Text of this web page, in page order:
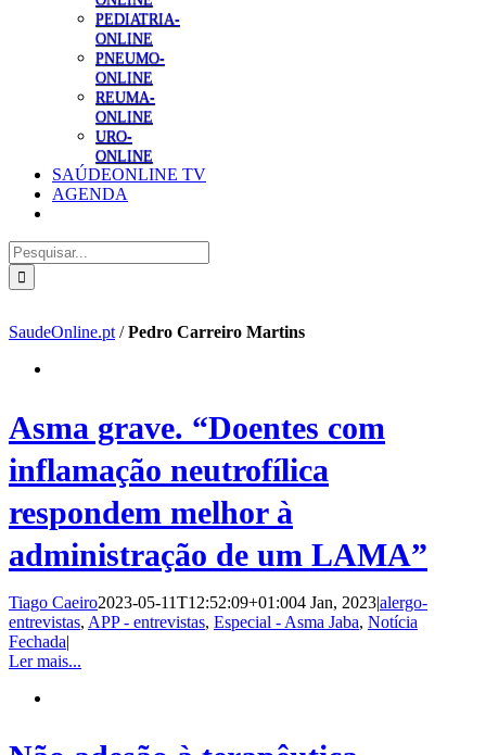
PEDIATRIA-
ONLINE
PNEUMO-
ONLINE
REUMA-
ONLINE
URO-
ONLINE
SAÚDEONLINE TV
AGENDA
Pesquisar
SaudeOnline.pt /Pedro Carreiro Martins
Asma grave. “Doentes com
inflamação neutrofílica
respondem melhor à
administração de um LAMA”
Tiago Caeiro2023-05-11T12:52:09+01:004 Jan, 2023|alergo-
entrevistas, APP - entrevistas, Especial - Asma Jaba, Notícia
Fechada|
Ler mais...